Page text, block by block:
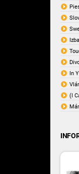
In
(I